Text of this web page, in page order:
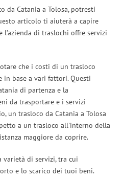
da Catania a Tolosa, potresti
articolo ti aiuterà a capire
di traslochi offre servizi
che i costi di un trasloco
in base a vari fattori. Questi
di partenza e la
da trasportare e i servizi
un trasloco da Catania a Tolosa
a un trasloco all’interno della
maggiore da coprire.
varietà di servizi, tra cui
e lo scarico dei tuoi beni.